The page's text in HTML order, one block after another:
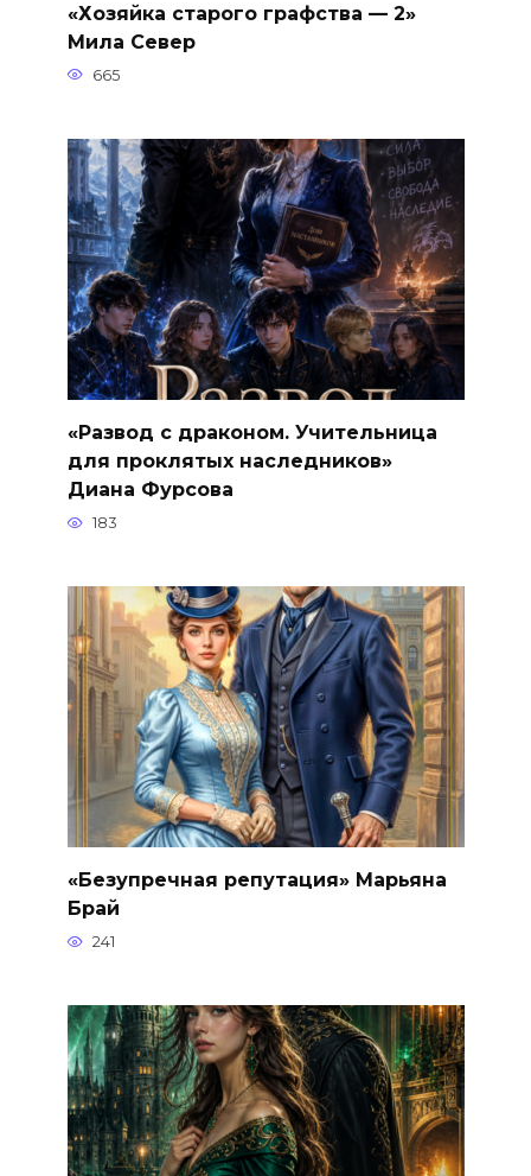
«Хозяйка старого графства — 2»
Мила Север
665
«Развод с драконом. Учительница
для проклятых наследников»
Диана Фурсова
183
«Безупречная репутация» Марьяна
Брай
241